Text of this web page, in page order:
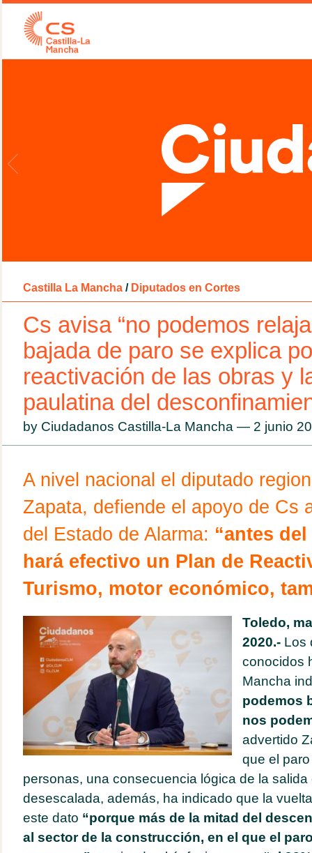
Castilla La Mancha / Diputados en Cortes
Cs avisa “no podemos
bajada de paro se explica
reactivación de las obras y
paulatina del
by Ciudadanos Castilla-La Mancha — 2 junio
A nivel nacional el diputado
Zapata, defiende el apoyo de Cs
del Estado de Alarma: “antes
hará efectivo un Plan de
Turismo, motor económico,
Toledo,
2020.-Los
conocidos
Mancha
podemos
nos
advertido
que el
personas, una consecuencia lógica de la
desescalada, además, ha indicado que la
este dato “porque más de la mitad del
al sector de la construcción, en el que el